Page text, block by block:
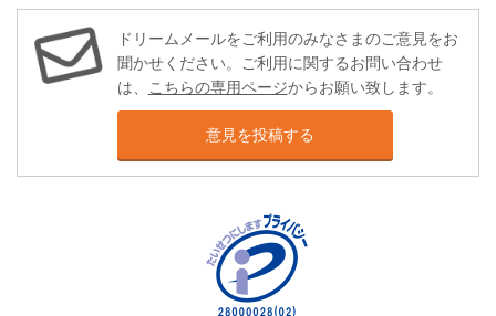
ドリームメールをご利用のみなさまのご意見をお
聞かせください。ご利用に関するお問い合わせ
は、 こちらの専用ページからお願い致します。
意見を投稿する